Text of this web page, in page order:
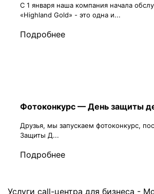
С 1 января наша компания начала
«Highland Gold» - это одна и...
Подробнее
Фотоконкурс — День защиты
Друзья, мы запускаем фотоконкурс,
Защиты Д...
Подробнее
Услуги call-центра для бизнеса -